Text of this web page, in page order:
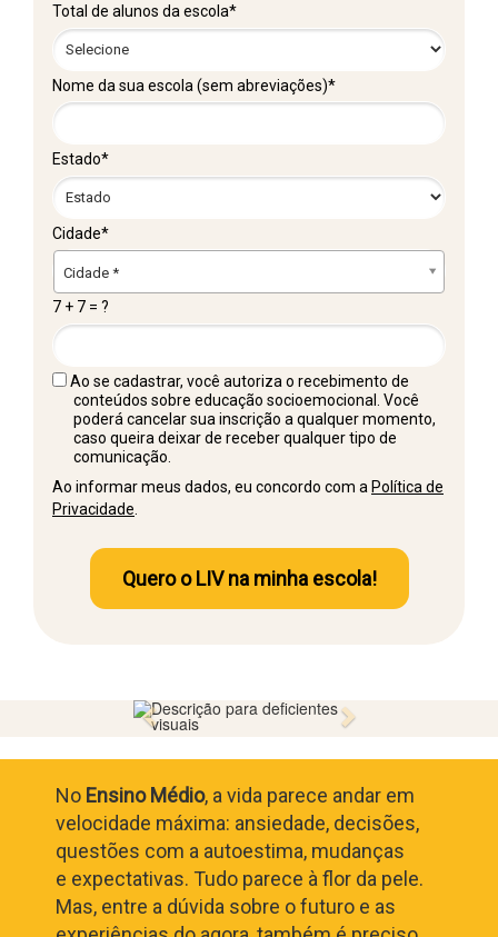
Total de alunos da escola*
Nome da sua escola (sem abreviações)*
Estado*
Cidade*
Cidade *
7 + 7 = ?
Ao se cadastrar, você autoriza o recebimento de
conteúdos sobre educação socioemocional. Você
poderá cancelar sua inscrição a qualquer momento,
caso queira deixar de receber qualquer tipo de
comunicação.
Ao informar meus dados, eu concordo com a Política de
Privacidade
Quero o LIV na minha escola!
Anterior Próximo
No Ensino Médio, a vida parece andar em
velocidade máxima: ansiedade, decisões,
questões com a autoestima, mudanças
e expectativas. Tudo parece à flor da pele.
Mas, entre a dúvida sobre o futuro e as